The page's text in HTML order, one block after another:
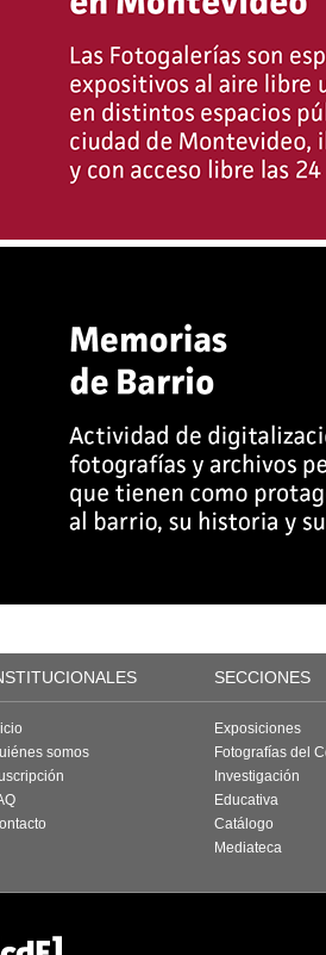
SECCIONES
somos
Exposiciones
Fotografías del
Investigación
Educativa
Catálogo
Mediateca